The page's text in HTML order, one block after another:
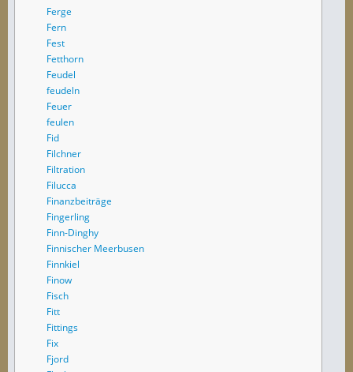
Ferge
Fern
Fest
Fetthorn
Feudel
feudeln
Feuer
feulen
Fid
Filchner
Filtration
Filucca
Finanzbeiträge
Fingerling
Finn-Dinghy
Finnischer Meerbusen
Finnkiel
Finow
Fisch
Fitt
Fittings
Fix
Fjord